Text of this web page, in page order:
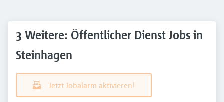
3 Weitere: Öffentlicher Dienst Jobs in
Steinhagen
Jetzt Jobalarm aktivieren!